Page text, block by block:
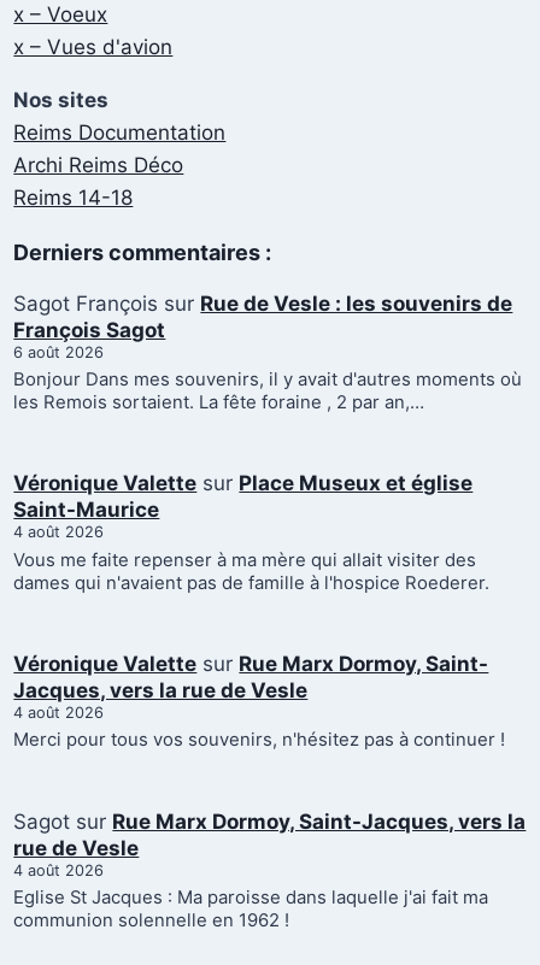
x – Voeux
x – Vues d'avion
Nos sites
Reims Documentation
Archi Reims Déco
Reims 14-18
Derniers commentaires :
Sagot François sur Rue de Vesle : les souvenirs de
François Sagot
6 août 2026
Bonjour Dans mes souvenirs, il y avait d'autres moments où
les Remois sortaient. La fête foraine , 2 par an,…
Véronique Valette sur Place Museux et église
Saint-Maurice
4 août 2026
Vous me faite repenser à ma mère qui allait visiter des
dames qui n'avaient pas de famille à l'hospice Roederer.
Véronique Valette sur Rue Marx Dormoy, Saint-
Jacques, vers la rue de Vesle
4 août 2026
Merci pour tous vos souvenirs, n'hésitez pas à continuer !
Sagot sur Rue Marx Dormoy, Saint-Jacques, vers la
rue de Vesle
4 août 2026
Eglise St Jacques : Ma paroisse dans laquelle j'ai fait ma
communion solennelle en 1962 !